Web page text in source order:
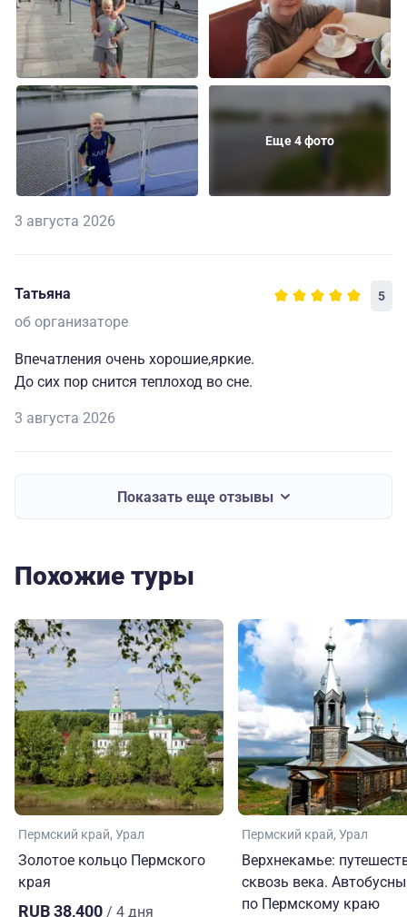
Еще 4 фото
3 августа 2026
Татьяна 5
об организаторе
Впечатления очень хорошие,яркие.
До сих пор снится теплоход во сне.
3 августа 2026
Показать еще отзывы
Похожие туры
Пермский край Урал
Золотое кольцо Пермского
края
RUB 38,400 / 4 дня
Пермский край Урал
Верхнекамье:
сквозь века.
по Пермскому краю